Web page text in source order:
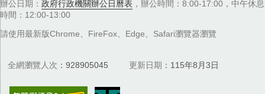
辦公日期： 政府行政機關辦公日曆表 ，辦公時間：8:00-17:00，中午休息
時間：12:00-13:00
請使用最新版Chrome、FireFox、Edge、Safari瀏覽器瀏覽
全網瀏覽人次 928905045 更新日期 115年8月3日